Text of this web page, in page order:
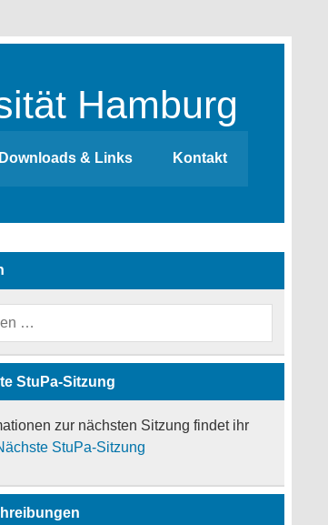
Hamburg
Downloads & Links Kontakt
StuPa-Sitzung
zur nächsten Sitzung findet ihr
StuPa-Sitzung